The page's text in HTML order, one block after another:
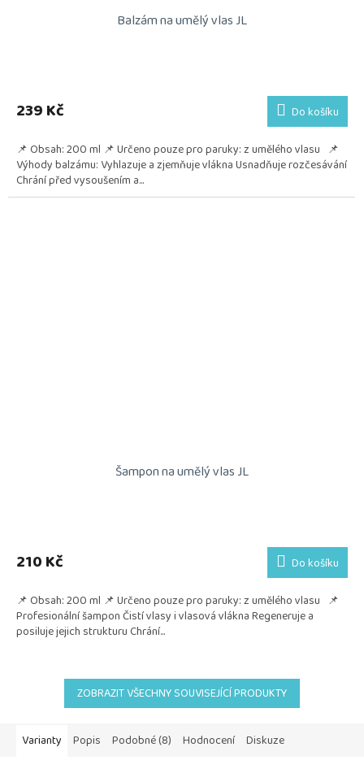
Balzám na umělý vlas JL
239 Kč Do košíku
📌 Obsah: 200 ml 📌 Určeno pouze pro paruky: z umělého vlasu 📌
Výhody balzámu: Vyhlazuje a zjemňuje vlákna Usnadňuje rozčesávání
Chrání před vysoušením a...
Šampon na umělý vlas JL
210 Kč Do košíku
📌 Obsah: 200 ml 📌 Určeno pouze pro paruky: z umělého vlasu 📌
Profesionální šampon Čistí vlasy i vlasová vlákna Regeneruje a
posiluje jejich strukturu Chrání...
ZOBRAZIT VŠECHNY SOUVISEJÍCÍ PRODUKTY
Varianty Popis Podobné (8) Hodnocení Diskuze